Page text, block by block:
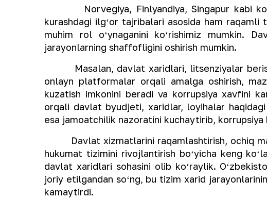
Norvegiya, Finlyandiya, Singapur kabi
kurashdagi ilgʻor tajribalari asosida ham raqamli
muhim rol oʻynaganini koʻrishimiz mumkin.
jarayonlarning shaffofligini oshirish mumkin.
Masalan, davlat xaridlari, litsenziyalar
onlayn platformalar orqali amalga oshirish,
kuzatish imkonini beradi va korrupsiya xavfini
orqali davlat byudjeti, xaridlar, loyihalar
esa jamoatchilik nazoratini kuchaytirib,
Davlat xizmatlarini raqamlashtirish, ochiq
hukumat tizimini rivojlantirish boʻyicha keng
davlat xaridlari sohasini olib koʻraylik.
joriy etilgandan soʻng, bu tizim xarid
kamaytirdi.